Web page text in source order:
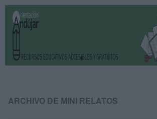
ARCHIVO DE MINI RELATOS